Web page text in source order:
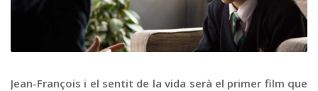
Contacte
Jean-François i el sentit de la vida serà el primer film que